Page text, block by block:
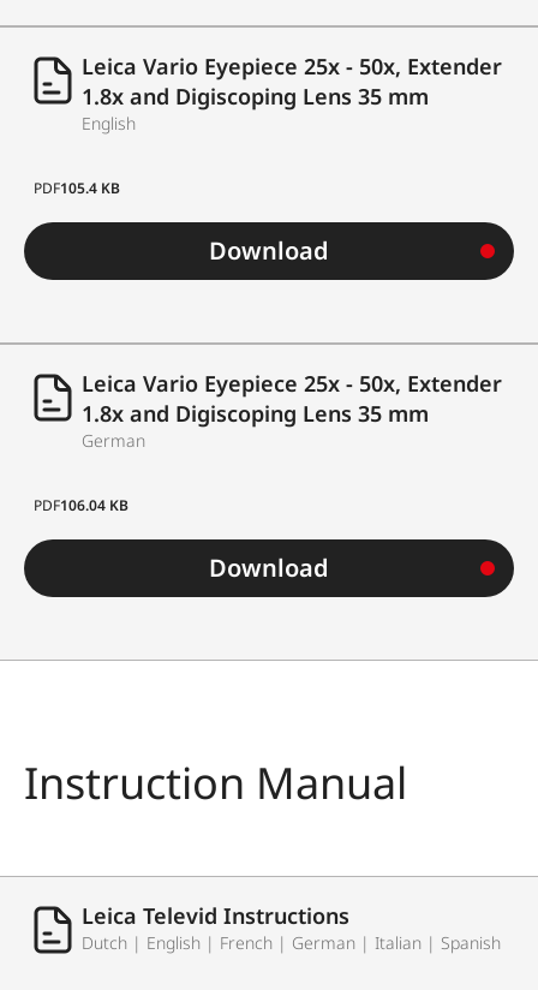
Leica Vario Eyepiece 25x - 50x, Extender
1.8x and Digiscoping Lens 35 mm
English
PDF105.4 KB
Download
Leica Vario Eyepiece 25x - 50x, Extender
1.8x and Digiscoping Lens 35 mm
German
PDF106.04 KB
Download
Instruction Manual
Leica Televid Instructions
Dutch | English | French | German | Italian | Spanish